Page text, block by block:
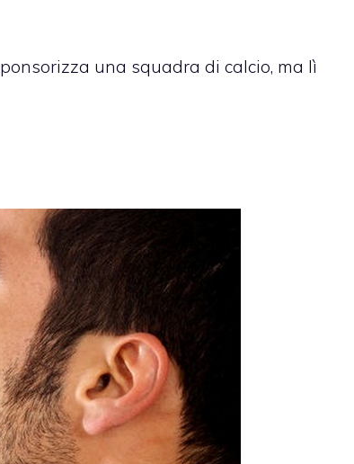
una squadra di calcio, ma lì